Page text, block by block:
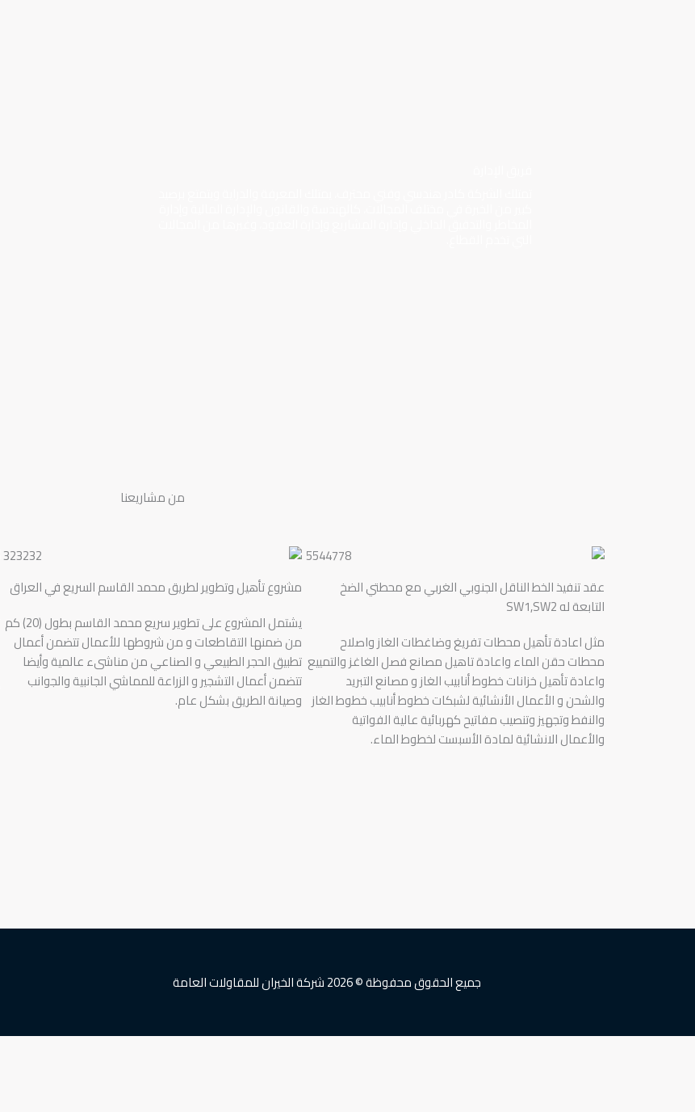
من مشاريعنا
عقد تنفيذ الخط الناقل الجنوبي الغربي مع محطتي الضخ
التابعة له SW1,SW2
مثل اعادة تأهيل محطات تفريغ وضاغطات الغاز واصلاح
محطات حقن الماء واعادة تاهيل مصانع فصل الغاغز والتمييع
واعادة تأهيل خزانات خطوط أنابيب الغاز و مصانع التبريد
والشحن و الأعمال الأنشائية لشبكات خطوط أنابيب خطوط الغاز
والنفط وتجهيز وتنصيب مفاتيح كهربائية عالية الفواتية
والأعمال الانشائية لمادة الأسبست لخطوط الماء.
مشروع تأهيل وتطوير لطريق محمد القاسم السريع في العراق
يشتمل المشروع على تطوير سريع محمد القاسم بطول (20) كم
من ضمنها التقاطعات و من شروطها للأعمال تتضمن أعمال
تطبيق الحجر الطبيعي و الصناعي من مناشىء عالمية وأيضا
تتضمن أعمال التشجير و الزراعة للمماشي الجانبية والجوانب
وصيانة الطريق بشكل عام.
جميع الحقوق محفوظة © 2026 شركة الخيران للمقاولات العامة